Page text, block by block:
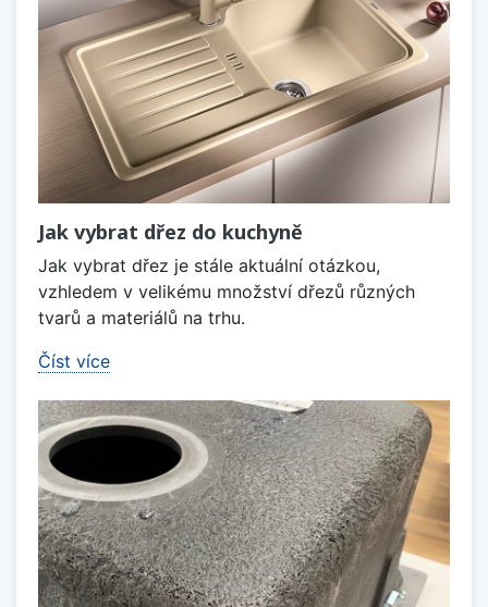
Jak vybrat dřez do kuchyně
Jak vybrat dřez je stále aktuální otázkou,
vzhledem v velikému množství dřezů různých
tvarů a materiálů na trhu.
Číst více